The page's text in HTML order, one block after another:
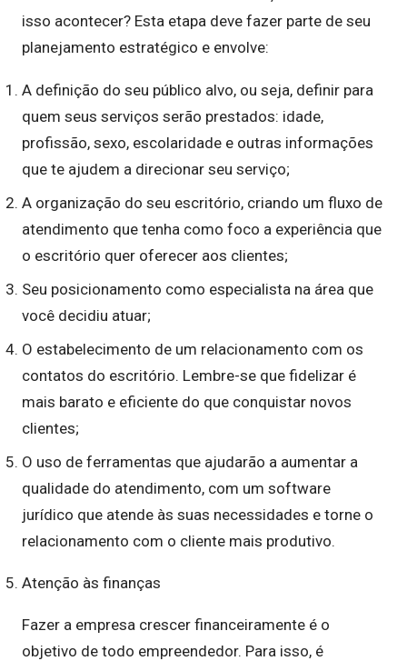
isso acontecer? Esta etapa deve fazer parte de seu
planejamento estratégico e envolve:
A definição do seu público alvo, ou seja, definir para
quem seus serviços serão prestados: idade,
profissão, sexo, escolaridade e outras informações
que te ajudem a direcionar seu serviço;
A organização do seu escritório, criando um fluxo de
atendimento que tenha como foco a experiência que
o escritório quer oferecer aos clientes;
Seu posicionamento como especialista na área que
você decidiu atuar;
O estabelecimento de um relacionamento com os
contatos do escritório. Lembre-se que fidelizar é
mais barato e eficiente do que conquistar novos
clientes;
O uso de ferramentas que ajudarão a aumentar a
qualidade do atendimento, com um software
jurídico que atende às suas necessidades e torne o
relacionamento com o cliente mais produtivo.
Atenção às finanças
Fazer a empresa crescer financeiramente é o
objetivo de todo empreendedor. Para isso, é